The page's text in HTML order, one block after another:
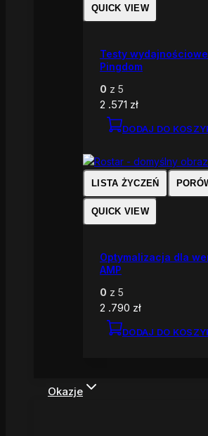
QUICK VIEW
Testy
Pingdom
0 z 5
2 .571 zł
DODAJ DO
LISTA ŻYCZEŃ
QUICK VIEW
Optymalizacja dla
AMP
0 z 5
2 .790 zł
DODAJ DO
Okazje